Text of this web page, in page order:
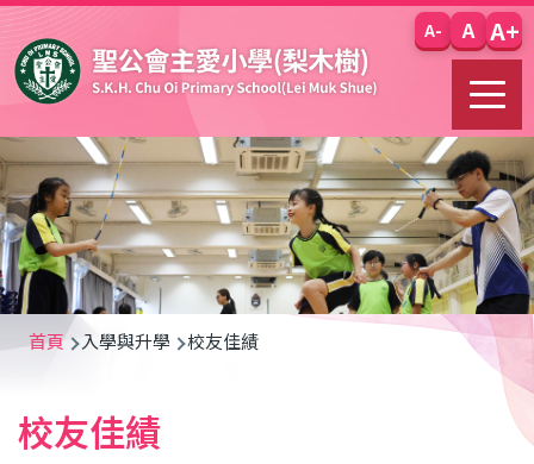
移至主內容
A- A A+
導
連
首頁 入學與升學 校友佳績
校友佳績